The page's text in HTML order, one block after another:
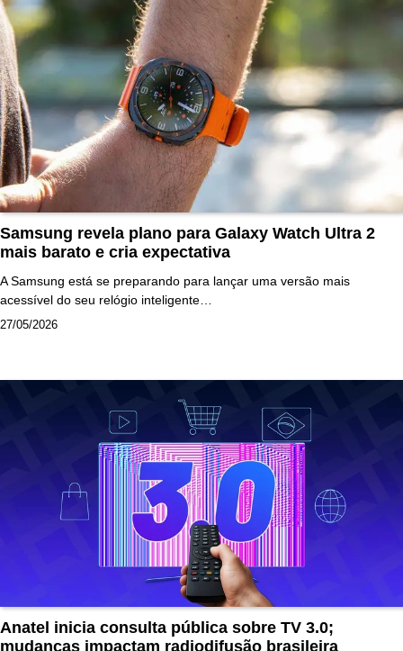
Samsung revela plano para Galaxy Watch Ultra 2
mais barato e cria expectativa
A Samsung está se preparando para lançar uma versão mais
acessível do seu relógio inteligente…
27/05/2026
Anatel inicia consulta pública sobre TV 3.0;
mudanças impactam radiodifusão brasileira